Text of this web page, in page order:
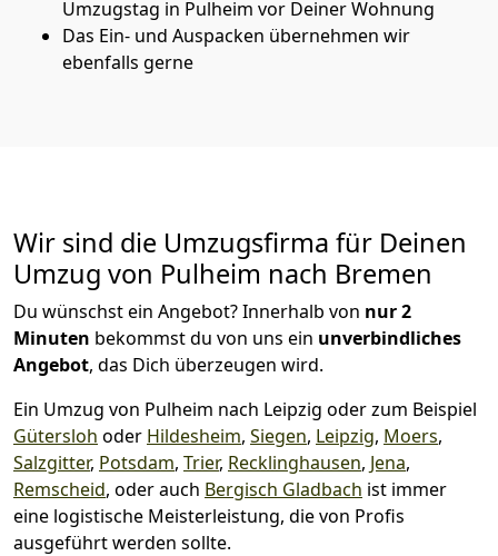
Umzugstag in Pulheim vor Deiner Wohnung
Das Ein- und Auspacken übernehmen wir
ebenfalls gerne
Wir sind die Umzugsfirma für Deinen
Umzug von Pulheim nach Bremen
Du wünschst ein Angebot? Innerhalb von nur 2
Minuten bekommst du von uns ein unverbindliches
Angebot, das Dich überzeugen wird.
Ein Umzug von Pulheim nach Leipzig oder zum Beispiel
Gütersloh oder Hildesheim, Siegen, Leipzig, Moers,
Salzgitter, Potsdam, Trier, Recklinghausen, Jena,
Remscheid, oder auch Bergisch Gladbach ist immer
eine logistische Meisterleistung, die von Profis
ausgeführt werden sollte.